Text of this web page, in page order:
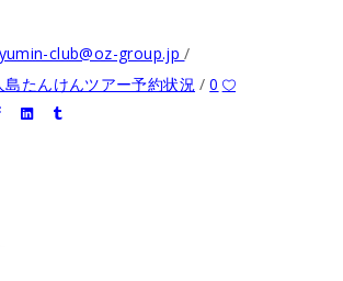
club@oz-group.jp
島たんけんツアー予約状況 0